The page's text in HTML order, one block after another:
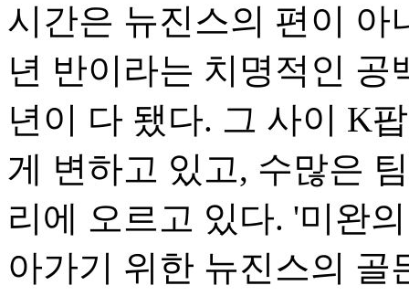
시간은 뉴진스의 편이 아
년 반이라는 치명적인 공
년이 다 됐다. 그 사이 K
게 변하고 있고, 수많은
리에 오르고 있다. '미완
아가기 위한 뉴진스의 골